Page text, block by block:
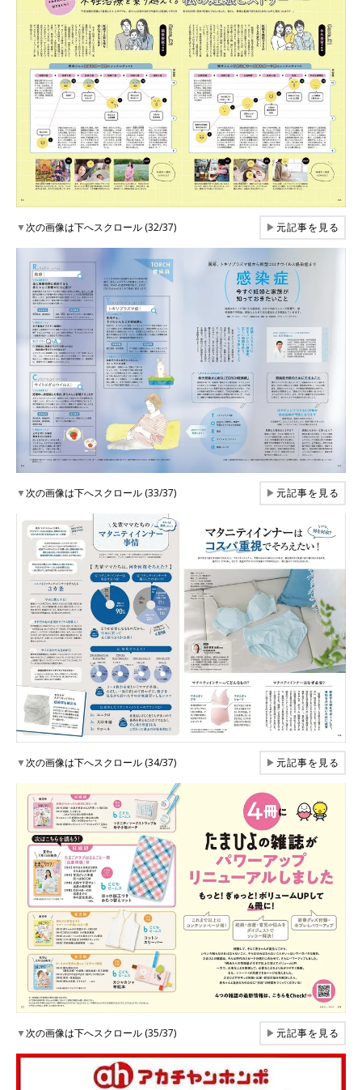
▼次の画像は下へスクロール (32/37) ▶元記事を見る
▼次の画像は下へスクロール (33/37) ▶元記事を見る
▼次の画像は下へスクロール (34/37) ▶元記事を見る
▼次の画像は下へスクロール (35/37) ▶元記事を見る